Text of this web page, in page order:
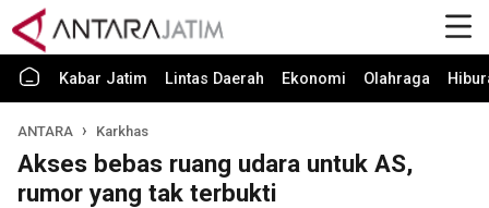
Kabar Jatim Lintas Daerah Ekonomi Olahraga
ANTARA Karkhas
Akses bebas ruang udara untuk AS,
rumor yang tak terbukti